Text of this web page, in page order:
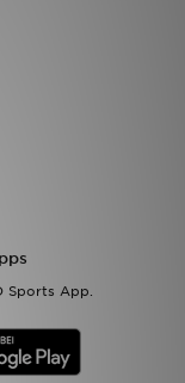
Sports App.